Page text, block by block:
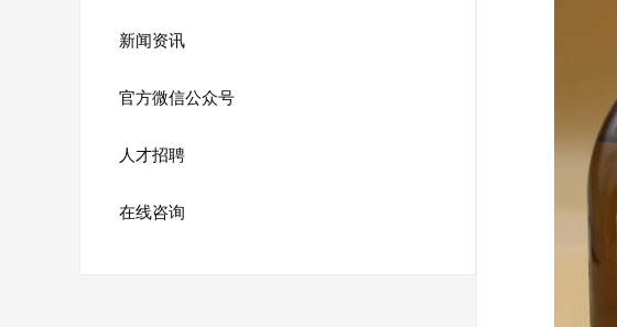
新闻资讯
官方微信公众号
人才招聘
在线咨询